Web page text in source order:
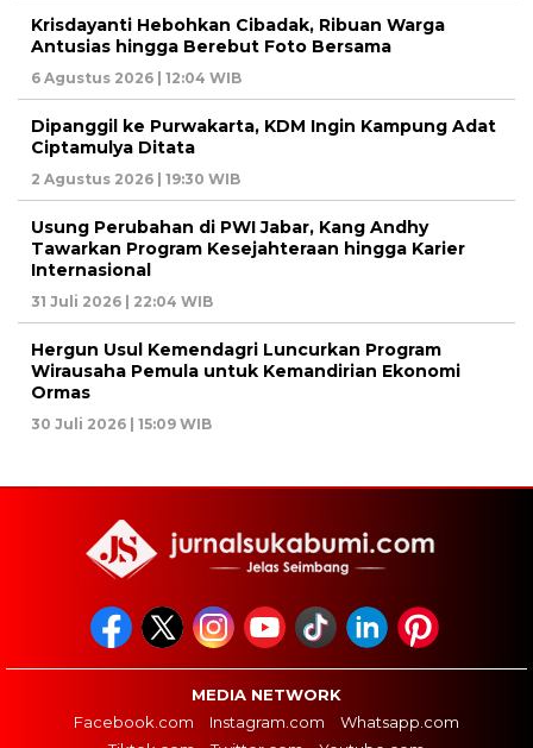
Krisdayanti Hebohkan Cibadak, Ribuan Warga
Antusias hingga Berebut Foto Bersama
6 Agustus 2026 | 12:04 WIB
Dipanggil ke Purwakarta, KDM Ingin Kampung Adat
Ciptamulya Ditata
2 Agustus 2026 | 19:30 WIB
Usung Perubahan di PWI Jabar, Kang Andhy
Tawarkan Program Kesejahteraan hingga Karier
Internasional
31 Juli 2026 | 22:04 WIB
Hergun Usul Kemendagri Luncurkan Program
Wirausaha Pemula untuk Kemandirian Ekonomi
Ormas
30 Juli 2026 | 15:09 WIB
MEDIA NETWORK
Facebook.com
Instagram.com
Whatsapp.com